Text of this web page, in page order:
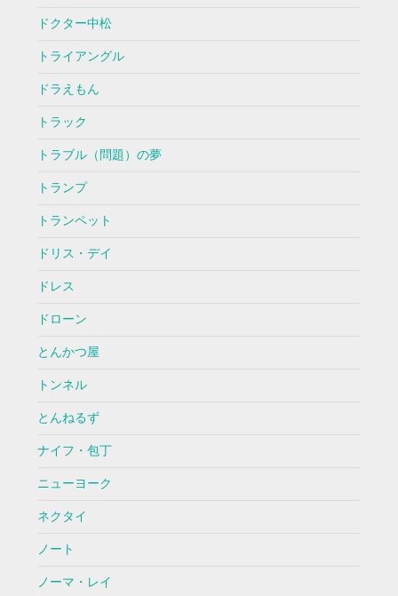
ドクター中松
トライアングル
ドラえもん
トラック
トラブル（問題）の夢
トランプ
トランペット
ドリス・デイ
ドレス
ドローン
とんかつ屋
トンネル
とんねるず
ナイフ・包丁
ニューヨーク
ネクタイ
ノート
ノーマ・レイ